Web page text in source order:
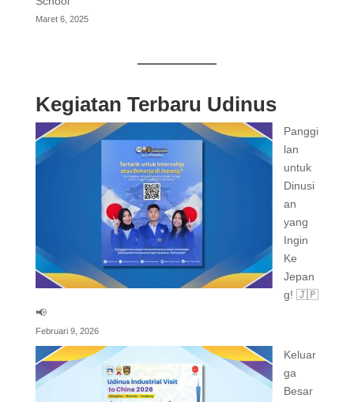
Maret 6, 2025
Kegiatan Terbaru Udinus
Panggi
lan
untuk
Dinusi
an
yang
Ingin
Ke
Jepan
g! 🇯🇵
📢
Februari 9, 2026
Keluar
ga
Besar